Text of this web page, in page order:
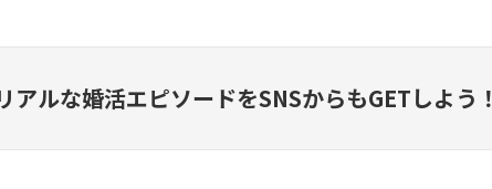
アルな婚活エピソードをSNSからもGETしよう！